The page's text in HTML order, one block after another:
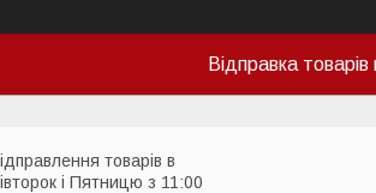
Відправка
товарів в
і Пятницю з 11:00